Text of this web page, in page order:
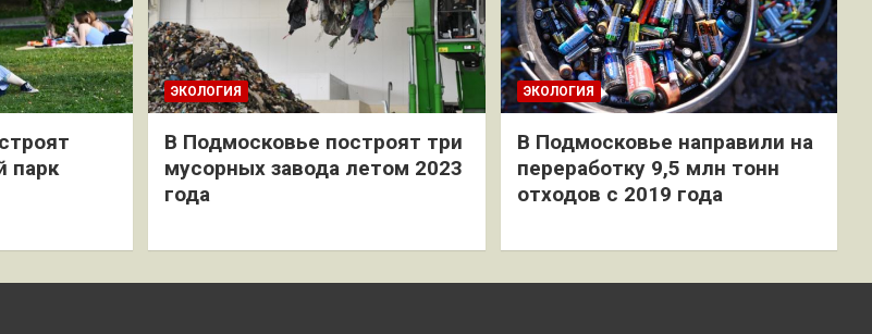
парк
ЭКОЛОГИЯ
В Подмосковье построят три
мусорных завода летом 2023
года
ЭКОЛОГИЯ
В Подмосковье направили на
переработку 9,5 млн тонн
отходов с 2019 года